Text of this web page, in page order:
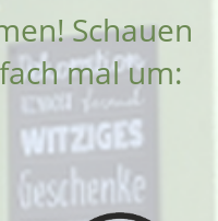
Schauen
mal um: